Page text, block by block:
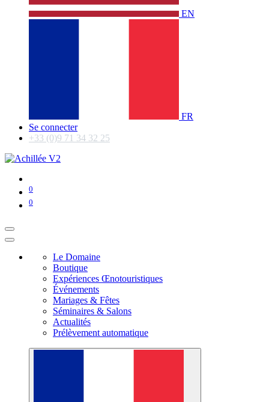
EN
FR
Se connecter
+33 (0)9 71 34 32 25
0
0
Le Domaine
Boutique
Expériences Œnotouristiques
Événements
Mariages & Fêtes
Séminaires & Salons
Actualités
Prélèvement automatique